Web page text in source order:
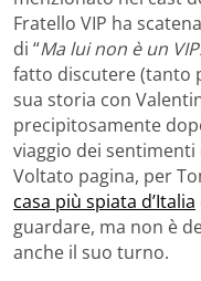
Fratello VIP ha
di “Ma lui non è un
fatto discutere (tanto
sua storia con
precipitosamente
viaggio dei
Voltato pagina, per
casa più spiata d’Italia
guardare, ma non è
anche il suo turno.